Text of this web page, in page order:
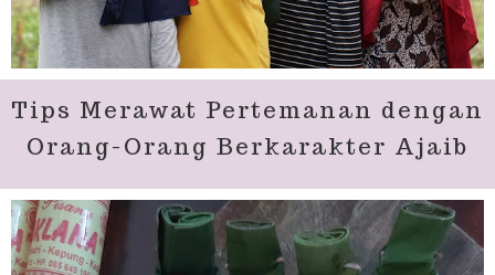
Tips Merawat Pertemanan dengan
Orang-Orang Berkarakter Ajaib